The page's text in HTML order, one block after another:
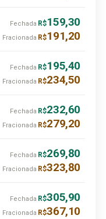
Fechada R$159,30
Fracionada R$191,20
Fechada R$195,40
Fracionada R$234,50
Fechada R$232,60
Fracionada R$279,20
Fechada R$269,80
Fracionada R$323,80
Fechada R$305,90
Fracionada R$367,10